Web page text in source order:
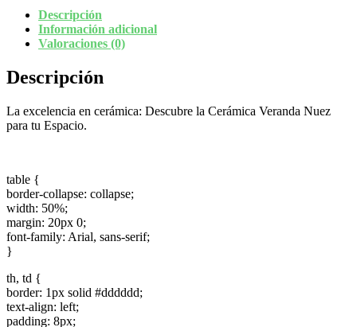
Descripción
Información adicional
Valoraciones (0)
Descripción
La excelencia en cerámica: Descubre la Cerámica Veranda Nuez
para tu Espacio.
table {
border-collapse: collapse;
width: 50%;
margin: 20px 0;
font-family: Arial, sans-serif;
}
th, td {
border: 1px solid #dddddd;
text-align: left;
padding: 8px;